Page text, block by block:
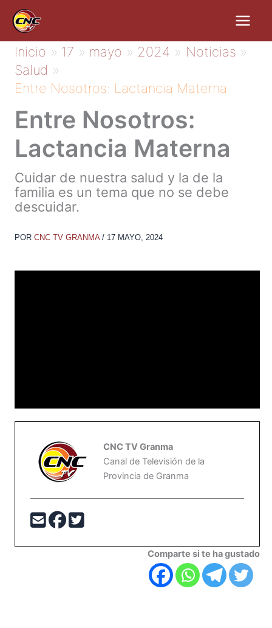
contenido
Inicio 17 mayo 2024
Noticias
Salud
Entre Nosotros: Lactancia Materna
Entre Nosotros:
Lactancia Materna
Cuidar de nuestra salud y la de la
familia es un tema que no se debe
descuidar.
POR CNC TV GRANMA / 17 MAYO, 2024
CNC TV Granma
Canal de Televisión de la
Provincia de Granma
Comparte si te ha gustado